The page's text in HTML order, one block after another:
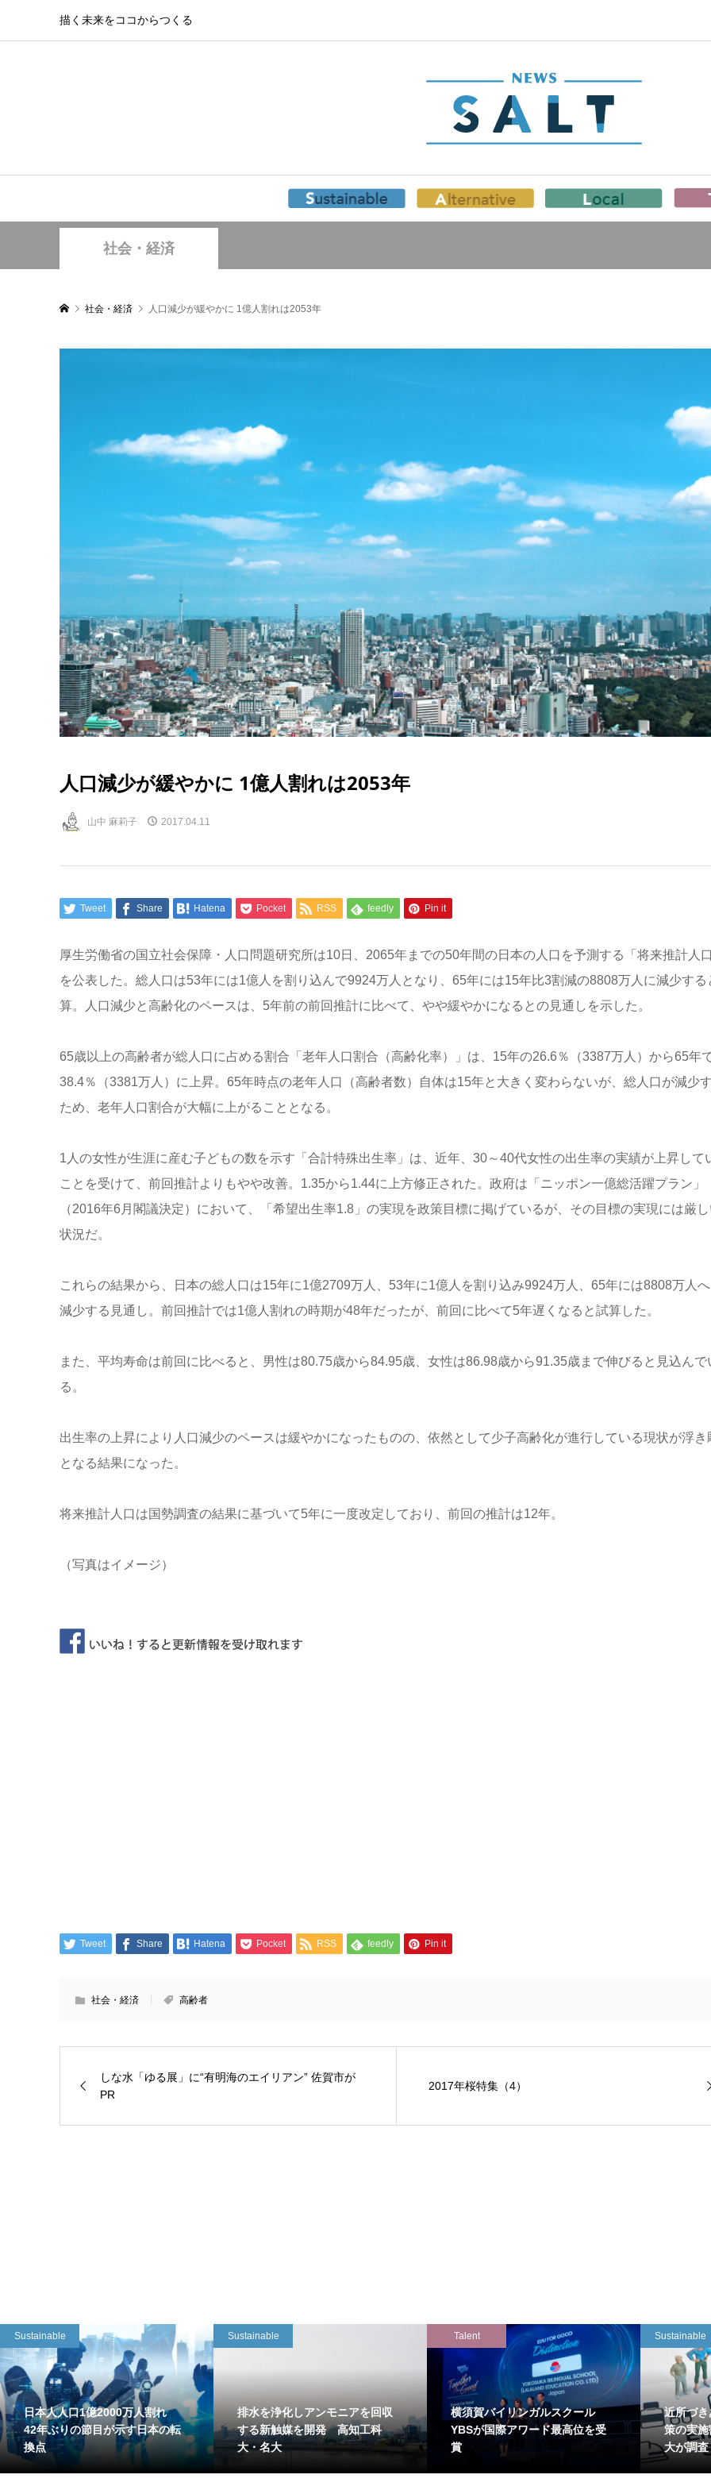
描く未来をココからつくる
社会・経済
社会・経済 人口減少が緩やかに 1億人割れは2053年
人口減少が緩やかに 1億人割れは2053年
山中 麻莉子 2017.04.11
Tweet Share Hatena Pocket RSS feedly Pin it
厚生労働省の国立社会保障・人口問題研究所は10日、2065年までの50年間の日本の人口を予測する「将来推計人
を公表した。総人口は53年には1億人を割り込んで9924万人となり、65年には15年比3割減の8808万人に減少する
算。人口減少と高齢化のペースは、5年前の前回推計に比べて、やや緩やかになるとの見通しを示した。
65歳以上の高齢者が総人口に占める割合「老年人口割合（高齢化率）」は、15年の26.6％（3387万人）から65年
38.4％（3381万人）に上昇。65年時点の老年人口（高齢者数）自体は15年と大きく変わらないが、総人口が減少
ため、老年人口割合が大幅に上がることとなる。
1人の女性が生涯に産む子どもの数を示す「合計特殊出生率」は、近年、30～40代女性の出生率の実績が上昇して
ことを受けて、前回推計よりもやや改善。1.35から1.44に上方修正された。政府は「ニッポン一億総活躍プラン」
（2016年6月閣議決定）において、「希望出生率1.8」の実現を政策目標に掲げているが、その目標の実現には厳
状況だ。
これらの結果から、日本の総人口は15年に1億2709万人、53年に1億人を割り込み9924万人、65年には8808万人
減少する見通し。前回推計では1億人割れの時期が48年だったが、前回に比べて5年遅くなると試算した。
また、平均寿命は前回に比べると、男性は80.75歳から84.95歳、女性は86.98歳から91.35歳まで伸びると見込んで
る。
出生率の上昇により人口減少のペースは緩やかになったものの、依然として少子高齢化が進行している現状が浮き
となる結果になった。
将来推計人口は国勢調査の結果に基づいて5年に一度改定しており、前回の推計は12年。
（写真はイメージ）
Tweet Share Hatena Pocket RSS feedly Pin it
社会・経済 高齢者
しな水「ゆる展」に“有明海のエイリアン” 佐賀市が
PR
2017年桜特集（4）
Sustainable
日本人人口1億2000万人割れ
42年ぶりの節目が示す日本の転
換点
Sustainable
排水を浄化しアンモニアを回収
する新触媒を開発 高知工科
大・名大
Talent
横須賀バイリンガルスクール
YBSが国際アワード最高位を受
賞
Sustainable
近所づ
策の実
大が調査